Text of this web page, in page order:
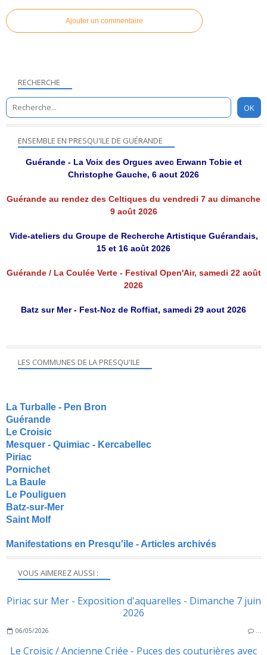
Ajouter un commentaire
RECHERCHE
VOUS AIMEREZ AUSSI :
Piriac sur Mer - Exposition d'aquarelles - Dimanche 7 juin
2026
06/05/2026 …
Le Croisic / Ancienne Criée - Puces des couturières avec
ENSEMBLE EN PRESQU'ILE DE GUÉRANDE
Guérande - La Voix des Orgues avec Erwann Tobie et
Christophe Gauche, 6 aout 2026
Guérande au rendez des Celtiques du vendredi 7 au dimanche
9 août 2026
Vide-ateliers du Groupe de Recherche Artistique Guérandais,
15 et 16 août 2026
Guérande / La Coulée Verte - Festival Open'Air, samedi 22 août
2026
Batz sur Mer - Fest-Noz de Roffiat, samedi 29 aout 2026
LES COMMUNES DE LA PRESQU'ILE
La Turballe - Pen Bron
Guérande
Le Croisic
Mesquer - Quimiac - Kercabellec
Piriac
Pornichet
La Baule
Le Pouliguen
Batz-sur-Mer
Saint Molf
Manifestations en Presqu'ile - Articles archivés